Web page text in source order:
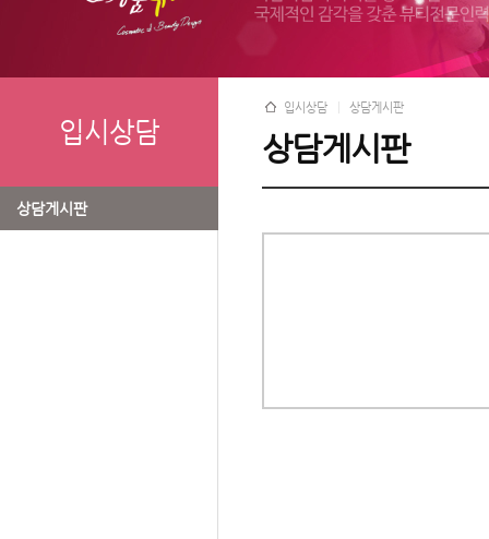
입시상담
상담게시판
입시상담 상담게시판
상담게시판